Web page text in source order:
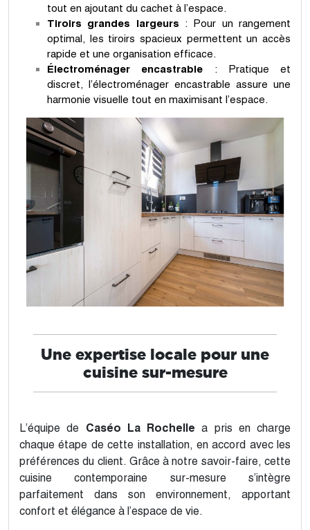
tout en ajoutant du cachet à l’espace.
Tiroirs grandes largeurs : Pour un rangement
optimal, les tiroirs spacieux permettent un accès
rapide et une organisation efficace.
Électroménager encastrable : Pratique et
discret, l’électroménager encastrable assure une
harmonie visuelle tout en maximisant l’espace.
Une expertise locale pour une
cuisine sur-mesure
L’équipe de Caséo La Rochelle a pris en charge
chaque étape de cette installation, en accord avec les
préférences du client. Grâce à notre savoir-faire, cette
cuisine contemporaine sur-mesure s’intègre
parfaitement dans son environnement, apportant
confort et élégance à l’espace de vie.